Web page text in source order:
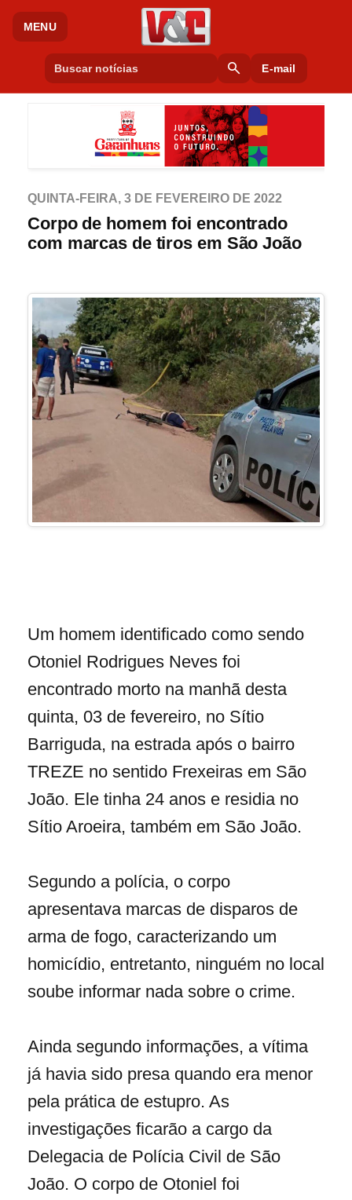
MENU
search E-mail
QUINTA-FEIRA, 3 DE FEVEREIRO DE 2022
Corpo de homem foi encontrado
com marcas de tiros em São João
Um homem identificado como sendo
Otoniel Rodrigues Neves foi
encontrado morto na manhã desta
quinta, 03 de fevereiro, no Sítio
Barriguda, na estrada após o bairro
TREZE no sentido Frexeiras em São
João. Ele tinha 24 anos e residia no
Sítio Aroeira, também em São João.
Segundo a polícia, o corpo
apresentava marcas de disparos de
arma de fogo, caracterizando um
homicídio, entretanto, ninguém no local
soube informar nada sobre o crime.
Ainda segundo informações, a vítima
já havia sido presa quando era menor
pela prática de estupro. As
investigações ficarão a cargo da
Delegacia de Polícia Civil de São
João. O corpo de Otoniel foi